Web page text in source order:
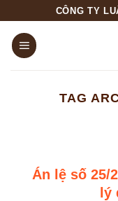
content
CÔNG TY
TAG
Án lệ số 25/
lý